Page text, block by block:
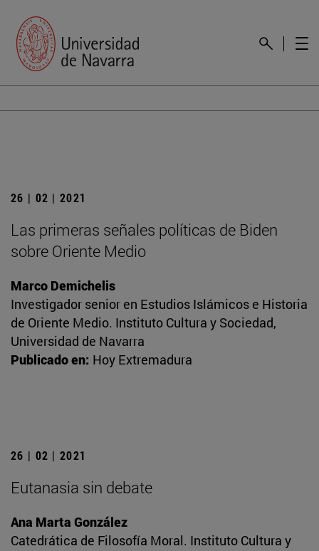
26 | 02 | 2021
Las primeras señales políticas de Biden
sobre Oriente Medio
Marco Demichelis
Investigador senior en Estudios Islámicos e Historia
de Oriente Medio. Instituto Cultura y Sociedad,
Universidad de Navarra
Publicado en: Hoy Extremadura
26 | 02 | 2021
Eutanasia sin debate
Ana Marta González
Catedrática de Filosofía Moral. Instituto Cultura y